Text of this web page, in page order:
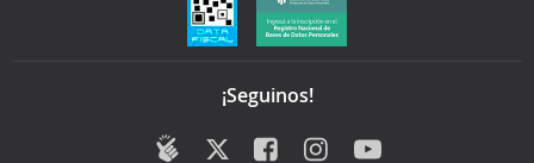
¡Seguinos!